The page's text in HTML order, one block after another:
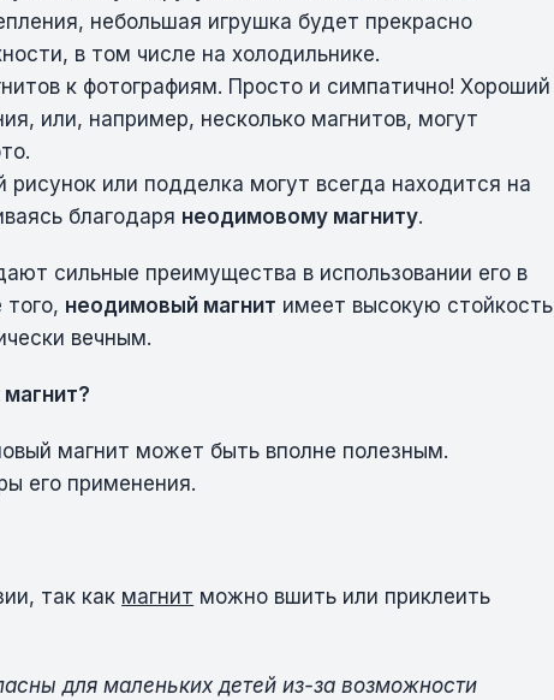
небольшая игрушка будет прекрасно
в том числе на холодильнике.
к фотографиям. Просто и симпатично! Хороший
или, например, несколько магнитов, могут
или подделка могут всегда находится на
благодаря неодимовому магниту.
сильные преимущества в использовании его в
неодимовый магнит имеет высокую стойкость
вечным.
магнит может быть вполне полезным.
его применения.
так как магнит можно вшить или приклеить
для маленьких детей из-за возможности